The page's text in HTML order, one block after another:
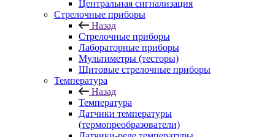
Центральная сигнализация
Стрелочные приборы
Назад
Стрелочные приборы
Лабораторные приборы
Мультиметры (тесторы)
Щитовые стрелочные приборы
Температура
Назад
Температура
Датчики температуры
(термопреобразователи)